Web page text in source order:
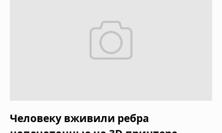
Человеку вживили ребра